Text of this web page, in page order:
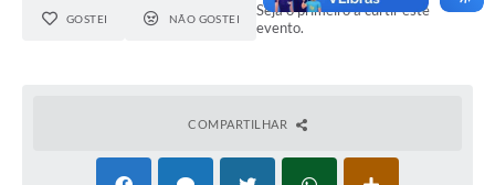
GOSTEI NÃO GOSTEI
Seja o primeiro a curtir este
evento.
COMPARTILHAR